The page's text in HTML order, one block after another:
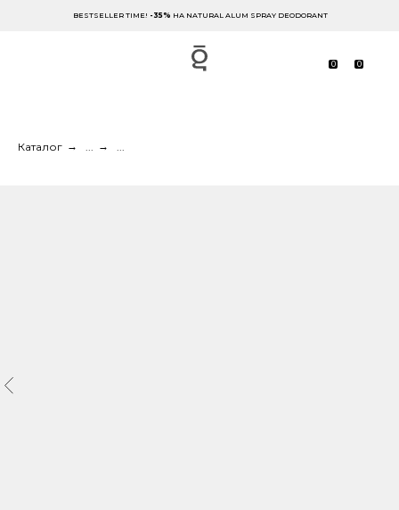
BESTSELLER TIME! -35% НА NATURAL ALUM SPRAY DEODORANT
0 0
Каталог → ... → ...